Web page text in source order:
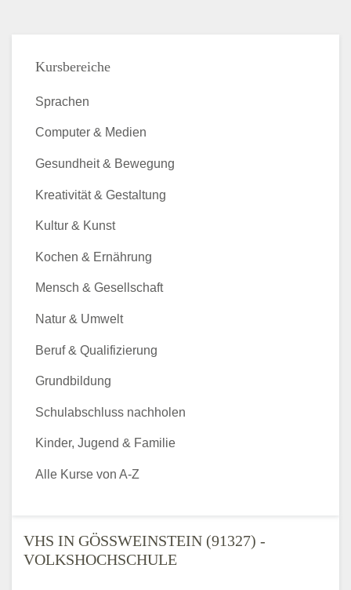
VHS IN GÖSSWEINSTEIN (91327) - V
OLKSHOCHSCHULE
Kursbereiche
Sprachen
Computer & Medien
Gesundheit & Bewegung
Kreativität & Gestaltung
Kultur & Kunst
Kochen & Ernährung
Mensch & Gesellschaft
Natur & Umwelt
Beruf & Qualifizierung
Grundbildung
Schulabschluss nachholen
Kinder, Jugend & Familie
Alle Kurse von A-Z